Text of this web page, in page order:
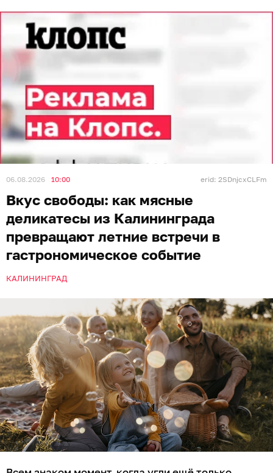
06.08.2026 10:00 erid: 2SDnjcxCLFm
Вкус свободы: как мясные
деликатесы из Калининграда
превращают летние встречи в
гастрономическое событие
КАЛИНИНГРАД